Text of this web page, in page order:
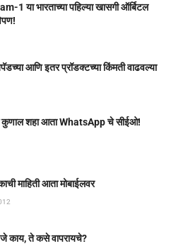
1 या भारताच्या पहिल्या खासगी ऑर्बिटल
आणि इतर प्रॉडक्टच्या किंमती वाढवल्या
शहा आता WhatsApp चे सीईओ!
माहिती आता मोबाईलवर
काय, ते कसे वापरायचे?